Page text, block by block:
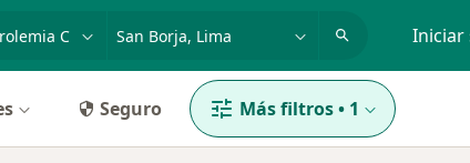
Iniciar
Seguro Más filtros• 1